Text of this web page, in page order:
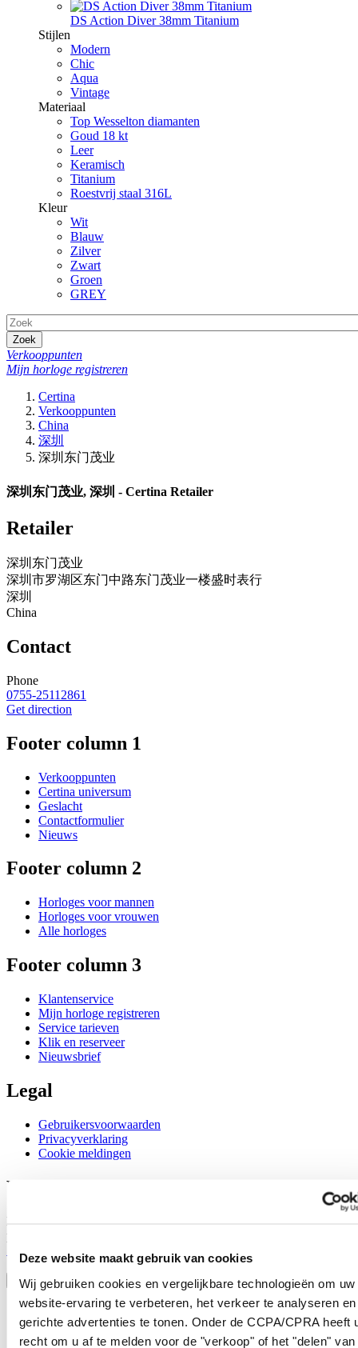
Deze website maakt gebruik van cookies
Wij gebruiken cookies en vergelijkbare technologieën om uw
website-ervaring te verbeteren, het verkeer te analyseren en
gerichte advertenties te tonen. Onder de CCPA/CPRA heeft
recht om u af te melden voor de "verkoop" of het "delen" van
DS Action Diver 38mm Titanium
Stijlen
Modern
Chic
Aqua
Vintage
Materiaal
Top Wesselton diamanten
Goud 18 kt
Leer
Keramisch
Titanium
Roestvrij staal 316L
Kleur
Wit
Blauw
Zilver
Zwart
Groen
GREY
Zoek
Verkooppunten
Mijn horloge registreren
Certina
Verkooppunten
China
深圳
深圳东门茂业
深圳东门茂业, 深圳 - Certina Retailer
Retailer
深圳东门茂业
深圳市罗湖区东门中路东门茂业一楼盛时表行
深圳
China
Contact
Phone
0755-25112861
Get direction
Footer column 1
Verkooppunten
Certina universum
Geslacht
Contactformulier
Nieuws
Footer column 2
Horloges voor mannen
Horloges voor vrouwen
Alle horloges
Footer column 3
Klantenservice
Mijn horloge registreren
Service tarieven
Klik en reserveer
Nieuwsbrief
Legal
Gebruikersvoorwaarden
Privacyverklaring
Cookie meldingen
Word lid van de CERTINA club
Meld je aan en ontvang exclusieve aanbiedingen en
productrecensies
Selecteer een land/regio
Taalkeuze
Austria
Belgium
Dutch